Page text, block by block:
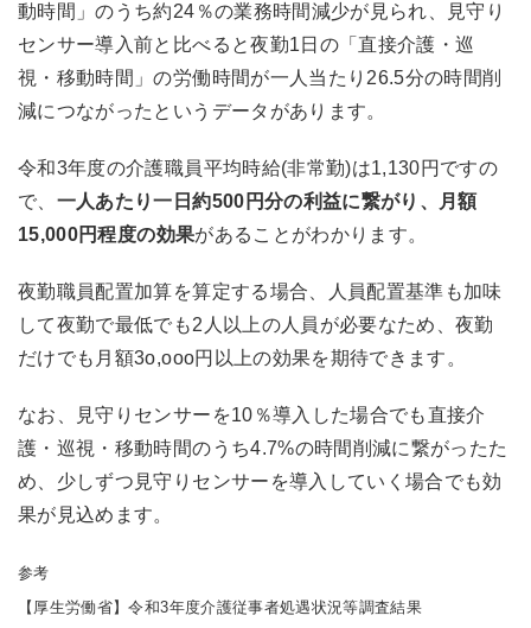
動時間」のうち約24％の業務時間減少が見られ、見守り
センサー導入前と比べると夜勤1日の「直接介護・巡
視・移動時間」の労働時間が一人当たり26.5分の時間削
減につながったというデータがあります。
令和3年度の介護職員平均時給(非常勤)は1,130円ですの
で、 一人あたり一日約500円分の利益に繋がり、月額
15,000円程度の効果があることがわかります。
夜勤職員配置加算を算定する場合、人員配置基準も加味
して夜勤で最低でも2人以上の人員が必要なため、夜勤
だけでも月額3o,ooo円以上の効果を期待できます。
なお、見守りセンサーを10％導入した場合でも直接介
護・巡視・移動時間のうち4.7%の時間削減に繋がったた
め、少しずつ見守りセンサーを導入していく場合でも効
果が見込めます。
参考
【厚生労働省】令和3年度介護従事者処遇状況等調査結果